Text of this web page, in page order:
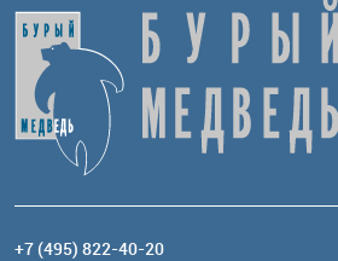
+7 (495) 822-40-20